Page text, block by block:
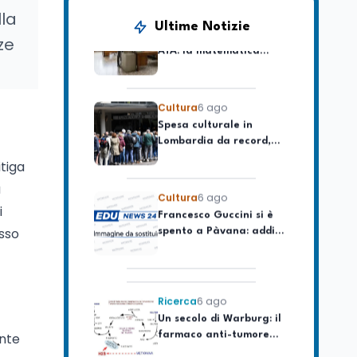
Ultime Notizie
ATA: la matematica
degli arretrati fino a
Cultura6 ago
Spesa culturale in
Lombardia da record,
ma la voragine Nord-
Cultura6 ago
Francesco Guccini si è
spento a Pàvana: addio
al Maestrone
Ricerca6 ago
Un secolo di Warburg: il
farmaco anti-tumore
che accende la glicolisi